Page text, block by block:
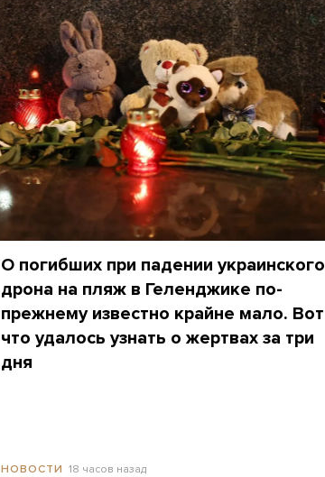
О погибших при падении украинского
дрона на пляж в Геленджике по-
прежнему известно крайне мало. Вот
что удалось узнать о жертвах за три
дня
НОВОСТИ 18 часов назад